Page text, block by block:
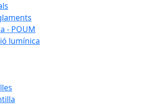
- POUM
lumínica